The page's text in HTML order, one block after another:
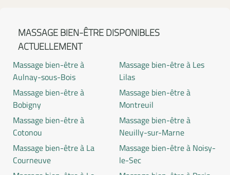
MASSAGE BIEN-ÊTRE DISPONIBLES
ACTUELLEMENT
Massage bien-être à
Aulnay-sous-Bois
Massage bien-être à
Bobigny
Massage bien-être à
Cotonou
Massage bien-être à La
Courneuve
Massage bien-être à Les
Lilas
Massage bien-être à
Montreuil
Massage bien-être à
Neuilly-sur-Marne
Massage bien-être à Noisy-
le-Sec